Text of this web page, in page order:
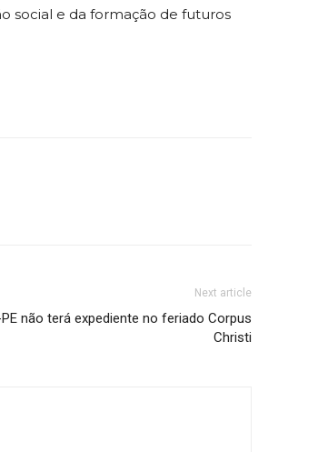
social e da formação de futuros
Next article
PE não terá expediente no feriado Corpus
Christi